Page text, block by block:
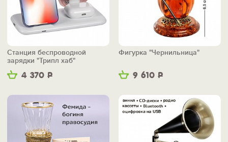
4 370 Р
Станция беспроводной
зарядки "Трипл хаб"
9 610 Р
Фигурка "Чернильница"